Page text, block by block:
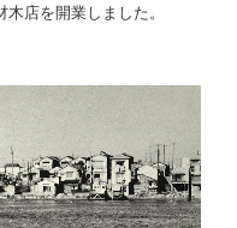
店を開業しました。